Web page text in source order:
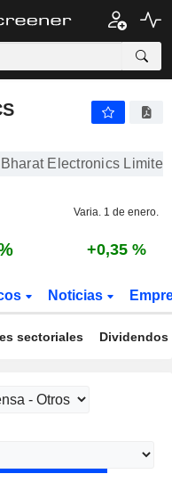
Electronics
Varia. 1 de enero.
+0,35 %
Noticias
sectoriales